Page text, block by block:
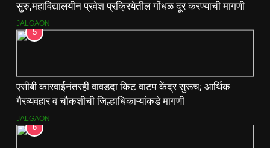
सुरु,महाविद्यालयीन प्रवेश प्रक्रियेतील गोंधळ दूर करण्याची मागणी
JALGAON
5
एसीबी कारवाईनंतरही वावडदा किट वाटप केंद्र सुरूच; आर्थिक
गैरव्यवहार व चौकशीची जिल्हाधिकाऱ्यांकडे मागणी
JALGAON
6